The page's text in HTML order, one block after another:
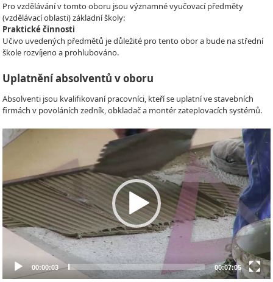
Pro vzdělávání v tomto oboru jsou významné vyučovací předměty
(vzdělávací oblasti) základní školy:
Praktické činnosti
Učivo uvedených předmětů je důležité pro tento obor a bude na střední
škole rozvíjeno a prohlubováno.
Uplatnění absolventů v oboru
Absolventi jsou kvalifikovaní pracovníci, kteří se uplatní ve stavebních
firmách v povoláních zedník, obkladač a montér zateplovacích systémů.
Video
Player
00:00:03 00:07:05